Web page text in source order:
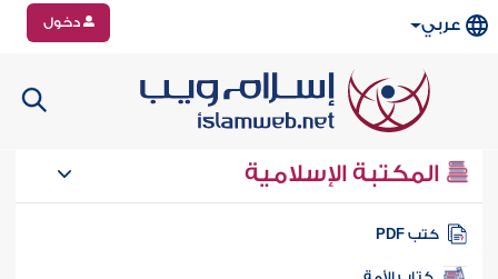
عربي دخول
المكتبة الإسلامية
كتب PDF